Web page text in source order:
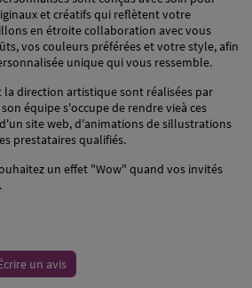
et créatifs qui reflètent votre
en étroite collaboration avec vous
vos couleurs préférées et votre style, afin
unique qui vous ressemble.
direction artistique sont réalisées par
équipe s'occupe de rendre vieà ces
site web, d'animations de sillustrations
prestataires qualifiés.
un effet "Wow" quand vos invités
un avis